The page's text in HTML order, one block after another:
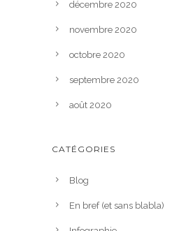
décembre 2020
novembre 2020
octobre 2020
septembre 2020
août 2020
CATÉGORIES
Blog
En bref (et sans blabla)